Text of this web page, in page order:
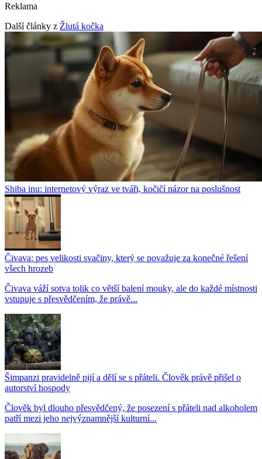
Reklama
Další články z Žlutá kočka
Shiba inu: internetový výraz ve tváři, kočičí názor na poslušnost
Čivava: pes velikosti svačiny, který se považuje za konečné řešení
všech hrozeb
Čivava váží sotva tolik co větší balení mouky, ale do každé místnosti
vstupuje s přesvědčením, že právě...
Šimpanzi pravidelně pijí a dělí se s přáteli. Člověk právě přišel o
autorství hospody
Člověk byl dlouho přesvědčený, že posezení s přáteli nad alkoholem
patří mezi jeho nejvýznamnější kulturní...